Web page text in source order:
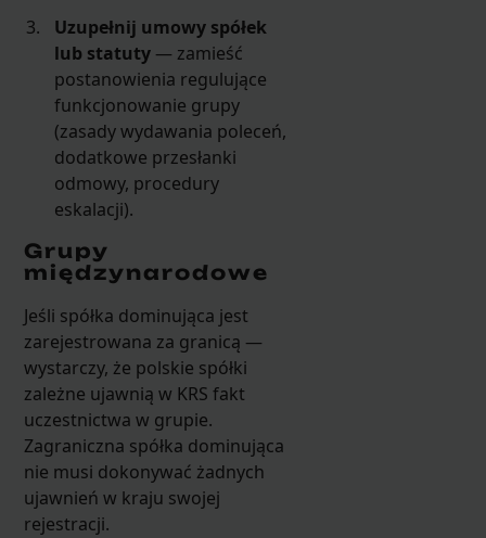
Uzupełnij umowy spółek
lub statuty — zamieść
postanowienia regulujące
funkcjonowanie grupy
(zasady wydawania poleceń,
dodatkowe przesłanki
odmowy, procedury
eskalacji).
Grupy
międzynarodowe
Jeśli spółka dominująca jest
zarejestrowana za granicą —
wystarczy, że polskie spółki
zależne ujawnią w KRS fakt
uczestnictwa w grupie.
Zagraniczna spółka dominująca
nie musi dokonywać żadnych
ujawnień w kraju swojej
rejestracji.